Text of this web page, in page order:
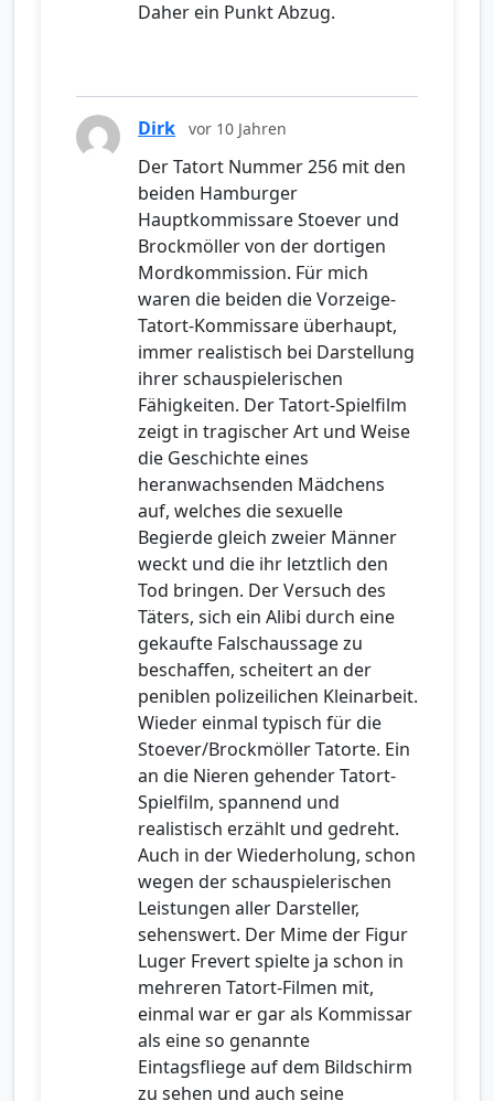
Daher ein Punkt Abzug.
Dirk vor 10 Jahren
Der Tatort Nummer 256 mit den
beiden Hamburger
Hauptkommissare Stoever und
Brockmöller von der dortigen
Mordkommission. Für mich
waren die beiden die Vorzeige-
Tatort-Kommissare überhaupt,
immer realistisch bei Darstellung
ihrer schauspielerischen
Fähigkeiten. Der Tatort-Spielfilm
zeigt in tragischer Art und Weise
die Geschichte eines
heranwachsenden Mädchens
auf, welches die sexuelle
Begierde gleich zweier Männer
weckt und die ihr letztlich den
Tod bringen. Der Versuch des
Täters, sich ein Alibi durch eine
gekaufte Falschaussage zu
beschaffen, scheitert an der
peniblen polizeilichen Kleinarbeit.
Wieder einmal typisch für die
Stoever/Brockmöller Tatorte. Ein
an die Nieren gehender Tatort-
Spielfilm, spannend und
realistisch erzählt und gedreht.
Auch in der Wiederholung, schon
wegen der schauspielerischen
Leistungen aller Darsteller,
sehenswert. Der Mime der Figur
Luger Frevert spielte ja schon in
mehreren Tatort-Filmen mit,
einmal war er gar als Kommissar
als eine so genannte
Eintagsfliege auf dem Bildschirm
zu sehen und auch seine